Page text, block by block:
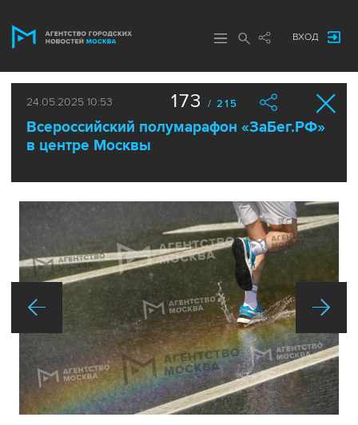
ВХОД
24.05.2025 10:53
Всероссийский полумарафон «ЗаБег.РФ»
в центре Москвы
173 / 215